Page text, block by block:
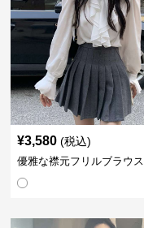
¥3,580 (税込)
優雅な襟元フリルブラウス